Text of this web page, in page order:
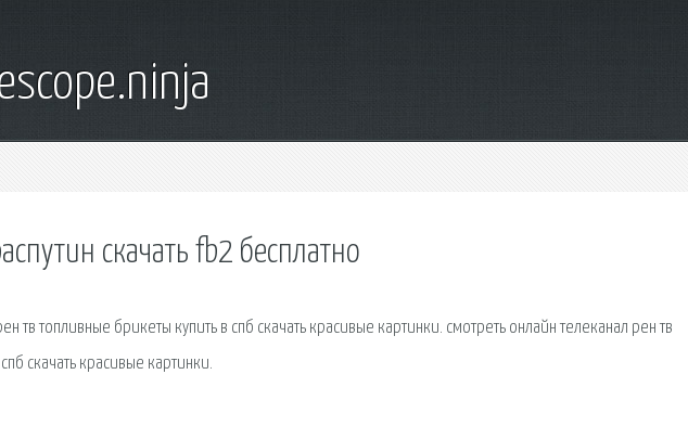
скачать fb2 бесплатно
тв топливные брикеты купить в спб скачать красивые картинки. смотреть онлайн телеканал рен тв
скачать красивые картинки.